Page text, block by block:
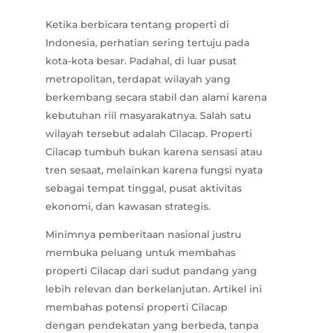
Ketika berbicara tentang properti di
Indonesia, perhatian sering tertuju pada
kota-kota besar. Padahal, di luar pusat
metropolitan, terdapat wilayah yang
berkembang secara stabil dan alami karena
kebutuhan riil masyarakatnya. Salah satu
wilayah tersebut adalah Cilacap. Properti
Cilacap tumbuh bukan karena sensasi atau
tren sesaat, melainkan karena fungsi nyata
sebagai tempat tinggal, pusat aktivitas
ekonomi, dan kawasan strategis.
Minimnya pemberitaan nasional justru
membuka peluang untuk membahas
properti Cilacap dari sudut pandang yang
lebih relevan dan berkelanjutan. Artikel ini
membahas potensi properti Cilacap
dengan pendekatan yang berbeda, tanpa